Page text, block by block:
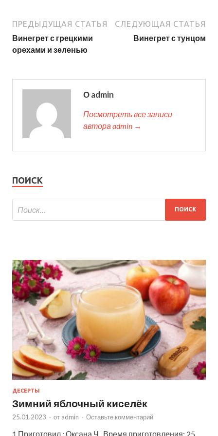
ПРЕДЫДУЩАЯ СТАТЬЯ
Винегрет с грецкими
орехами и зеленью
СЛЕДУЮЩАЯ СТАТЬЯ
Винегрет с тунцом
О admin
Посмотреть все записи
автора admin →
ПОИСК
ДЕСЕРТЫ
Зимний яблочный киселёк
25.01.2023 - от admin - Оставьте комментарий
1 Приготовил : Оксана Ч. Время приготовления: 25